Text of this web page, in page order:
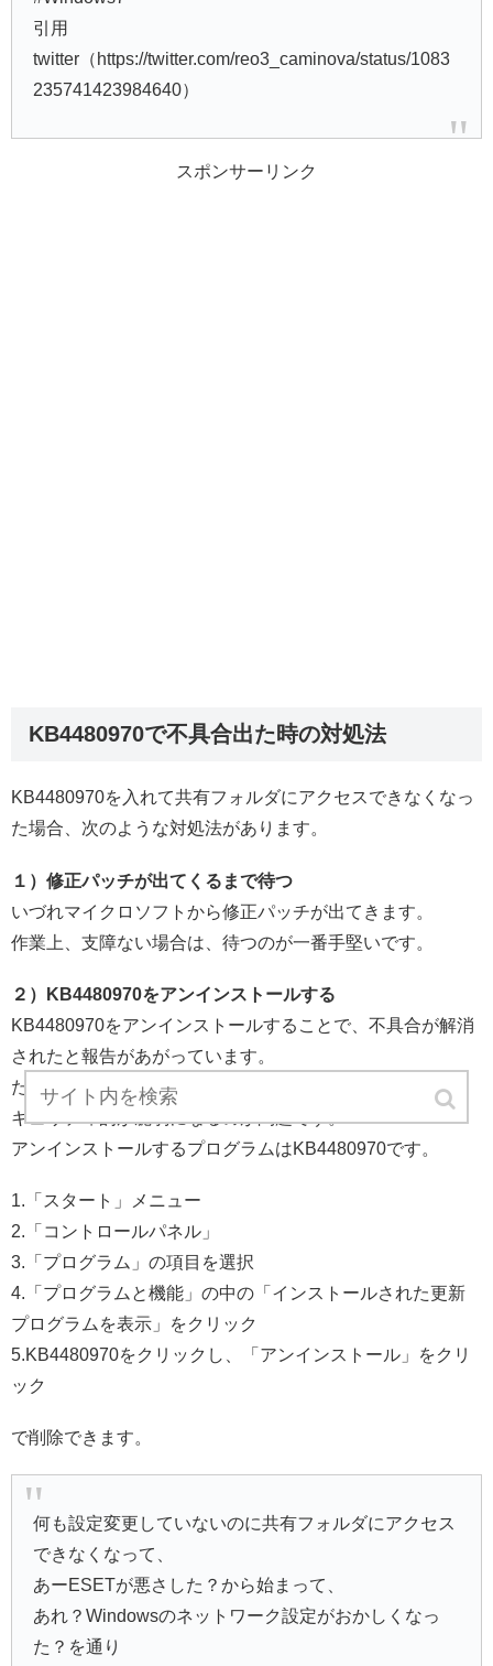
引用
twitter（https://twitter.com/reo3_caminova/status/1083
235741423984640）
スポンサーリンク
KB4480970で不具合出た時の対処法
KB4480970を入れて共有フォルダにアクセスできなくなっ
た場合、次のような対処法があります。
１）修正パッチが出てくるまで待つ
いづれマイクロソフトから修正パッチが出てきます。
作業上、支障ない場合は、待つのが一番手堅いです。
２）KB4480970をアンインストールする
KB4480970をアンインストールすることで、不具合が解消
されたと報告があがっています。
ただし、他の修正プログラムも元に戻してしまうので、セ
キュリティ的が脆弱になるのが問題です。
アンインストールするプログラムはKB4480970です。
1.「スタート」メニュー
2.「コントロールパネル」
3.「プログラム」の項目を選択
4.「プログラムと機能」の中の「インストールされた更新
プログラムを表示」をクリック
5.KB4480970をクリックし、「アンインストール」をクリ
ック
で削除できます。
何も設定変更していないのに共有フォルダにアクセス
できなくなって、
あーESETが悪さした？から始まって、
あれ？Windowsのネットワーク設定がおかしくなっ
た？を通り